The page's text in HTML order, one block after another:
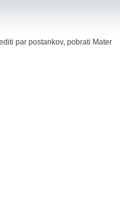
par postankov, pobrati Mater